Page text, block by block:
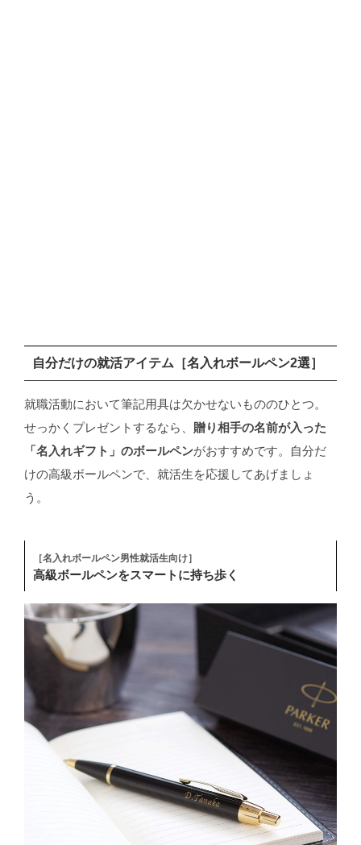
自分だけの就活アイテム［名入れボールペン2選］
就職活動において筆記用具は欠かせないもののひとつ。
せっかくプレゼントするなら、 贈り相手の名前が入った
「名入れギフト」のボールペンがおすすめです。自分だ
けの高級ボールペンで、就活生を応援してあげましょ
う。
［名入れボールペン男性就活生向け］
高級ボールペンをスマートに持ち歩く